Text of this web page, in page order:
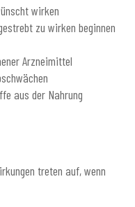
wirken
zu wirken beginnen
Arzneimittel
aus der Nahrung
treten auf, wenn